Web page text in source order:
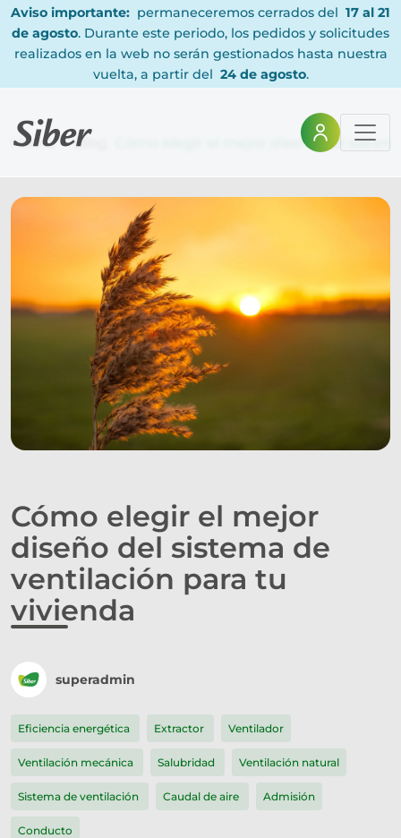
Aviso importante: permaneceremos cerrados del 17 al 21
de agosto. Durante este periodo, los pedidos y solicitudes
realizados en la web no serán gestionados hasta nuestra
vuelta, a partir del 24 de agosto.
Home Blog Cómo elegir el mejor diseño del
Cómo elegir el mejor
diseño del sistema de
ventilación para tu
vivienda
superadmin
Eficiencia energética Extractor Ventilador
Ventilación mecánica Salubridad Ventilación natural
Sistema de ventilación Caudal de aire Admisión
Conducto